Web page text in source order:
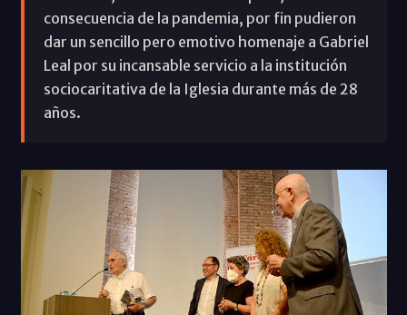
consecuencia de la pandemia, por fin pudieron
dar un sencillo pero emotivo homenaje a Gabriel
Leal por su incansable servicio a la institución
sociocaritativa de la Iglesia durante más de 28
años.